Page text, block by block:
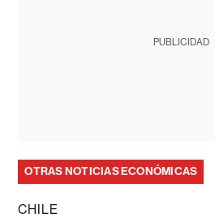
PUBLICIDAD
OTRAS NOTICIAS ECONÓMICAS
CHILE